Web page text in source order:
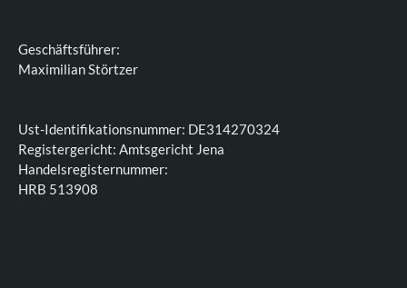
Geschäftsführer:
Maximilian Störtzer
Ust-Identifikationsnummer: DE314270324
Registergericht: Amtsgericht Jena
Handelsregisternummer:
HRB 513908